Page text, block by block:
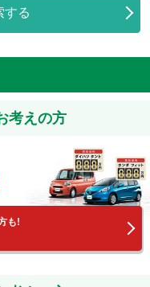
する
考えの方
も!